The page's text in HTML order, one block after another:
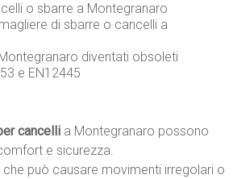
o sbarre a Montegranaro
di sbarre o cancelli a
diventati obsoleti
e EN12445
cancelli a Montegranaro possono
e sicurezza.
che può causare movimenti irregolari o